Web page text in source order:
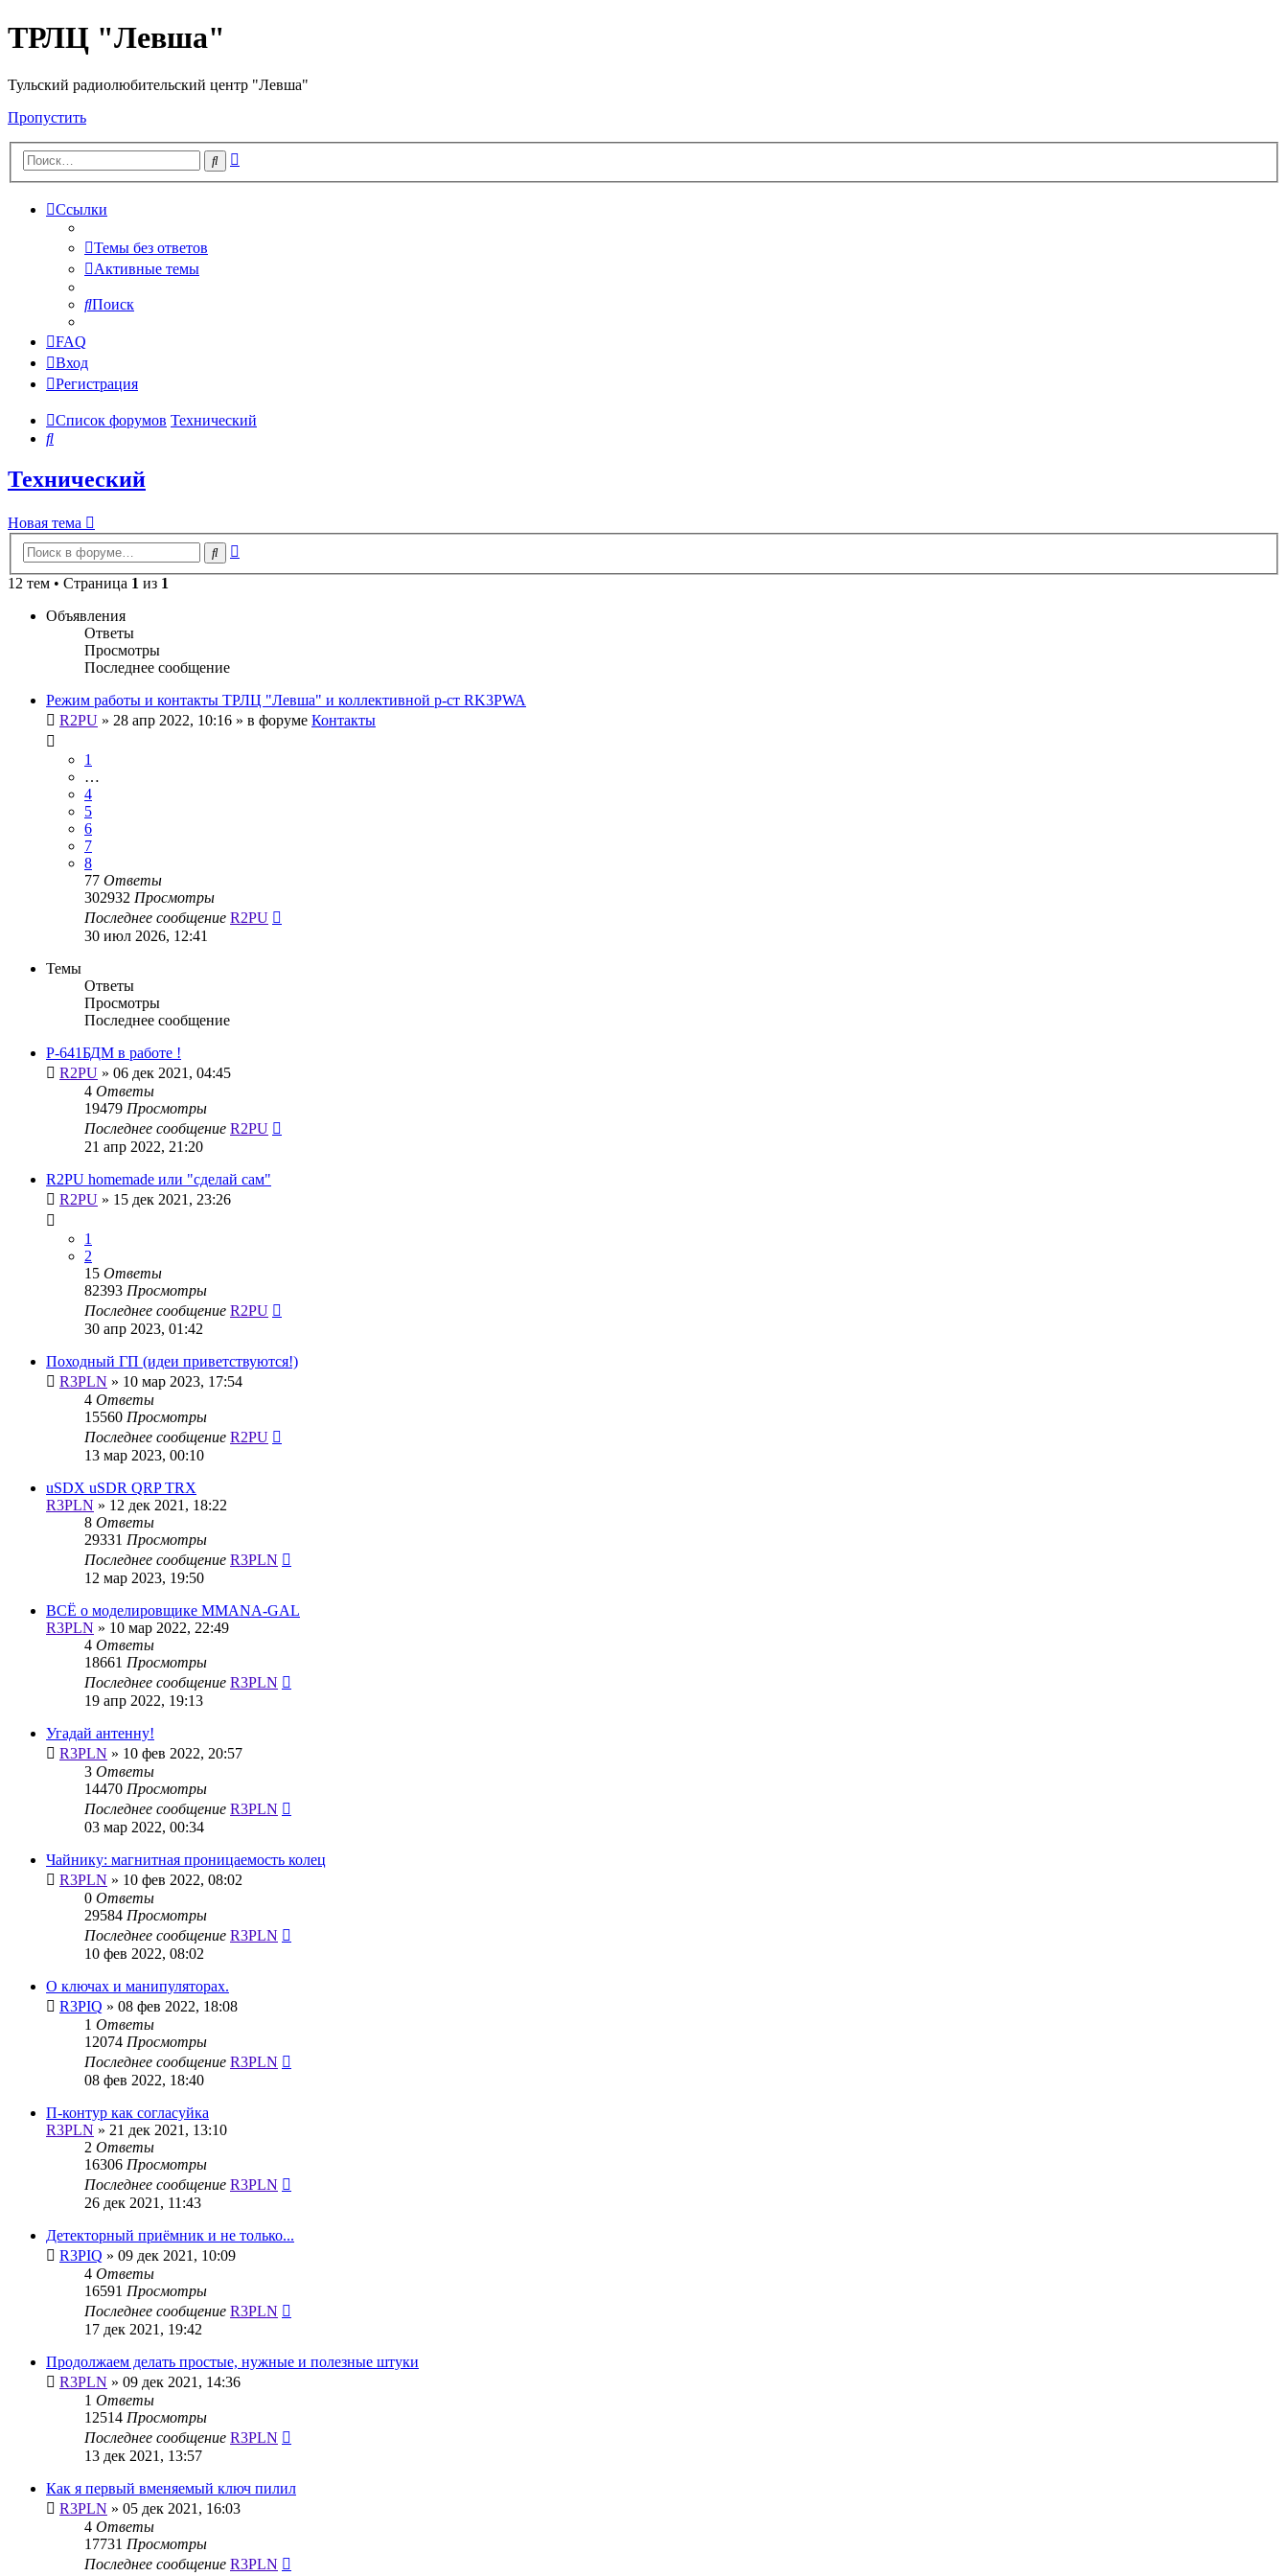
ТРЛЦ "Левша"
Тульский радиолюбительский центр "Левша"
Пропустить
Поиск
Ссылки
Темы без ответов
Активные темы
Поиск
FAQ
Вход
Регистрация
Список форумов Технический
Поиск
Технический
Новая тема
Поиск
12 тем • Страница 1 из 1
Объявления
Ответы
Просмотры
Последнее сообщение
Режим работы и контакты ТРЛЦ "Левша" и коллективной р-ст RK3PWA
R2PU » 28 апр 2022, 10:16 » в форуме Контакты
1
…
4
5
6
7
8
77 Ответы
302932 Просмотры
Последнее сообщение R2PU
30 июл 2026, 12:41
Темы
Ответы
Просмотры
Последнее сообщение
Р-641БДМ в работе !
R2PU » 06 дек 2021, 04:45
4 Ответы
19479 Просмотры
Последнее сообщение R2PU
21 апр 2022, 21:20
R2PU homemade или "сделай сам"
R2PU » 15 дек 2021, 23:26
1
2
15 Ответы
82393 Просмотры
Последнее сообщение R2PU
30 апр 2023, 01:42
Походный ГП (идеи приветствуются!)
R3PLN » 10 мар 2023, 17:54
4 Ответы
15560 Просмотры
Последнее сообщение R2PU
13 мар 2023, 00:10
uSDX uSDR QRP TRX
R3PLN » 12 дек 2021, 18:22
8 Ответы
29331 Просмотры
Последнее сообщение R3PLN
12 мар 2023, 19:50
ВСЁ о моделировщике MMANA-GAL
R3PLN » 10 мар 2022, 22:49
4 Ответы
18661 Просмотры
Последнее сообщение R3PLN
19 апр 2022, 19:13
Угадай антенну!
R3PLN » 10 фев 2022, 20:57
3 Ответы
14470 Просмотры
Последнее сообщение R3PLN
03 мар 2022, 00:34
Чайнику: магнитная проницаемость колец
R3PLN » 10 фев 2022, 08:02
0 Ответы
29584 Просмотры
Последнее сообщение R3PLN
10 фев 2022, 08:02
О ключах и манипуляторах.
R3PIQ » 08 фев 2022, 18:08
1 Ответы
12074 Просмотры
Последнее сообщение R3PLN
08 фев 2022, 18:40
П-контур как согласуйка
R3PLN » 21 дек 2021, 13:10
2 Ответы
16306 Просмотры
Последнее сообщение R3PLN
26 дек 2021, 11:43
Детекторный приёмник и не только...
R3PIQ » 09 дек 2021, 10:09
4 Ответы
16591 Просмотры
Последнее сообщение R3PLN
17 дек 2021, 19:42
Продолжаем делать простые, нужные и полезные штуки
R3PLN » 09 дек 2021, 14:36
1 Ответы
12514 Просмотры
Последнее сообщение R3PLN
13 дек 2021, 13:57
Как я первый вменяемый ключ пилил
R3PLN » 05 дек 2021, 16:03
4 Ответы
17731 Просмотры
Последнее сообщение R3PLN